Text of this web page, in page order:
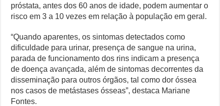
próstata, antes dos 60 anos de idade, podem aumentar o
risco em 3 a 10 vezes em relação à população em geral.
“Quando aparentes, os sintomas detectados como
dificuldade para urinar, presença de sangue na urina,
parada de funcionamento dos rins indicam a presença
de doença avançada, além de sintomas decorrentes da
disseminação para outros órgãos, tal como dor óssea
nos casos de metástases ósseas”, destaca Mariane
Fontes.